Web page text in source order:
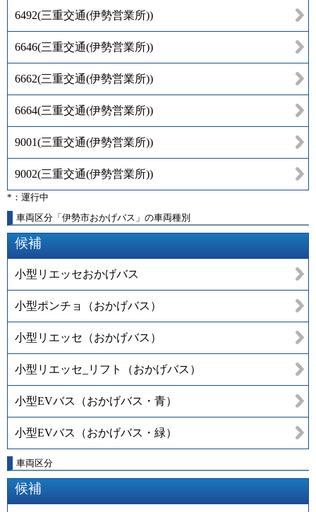
6492(三重交通(伊勢営業所))
6646(三重交通(伊勢営業所))
6662(三重交通(伊勢営業所))
6664(三重交通(伊勢営業所))
9001(三重交通(伊勢営業所))
9002(三重交通(伊勢営業所))
*：運行中
車両区分「伊勢市おかげバス」の車両種別
候補
小型リエッセおかげバス
小型ポンチョ（おかげバス）
小型リエッセ（おかげバス）
小型リエッセ_リフト（おかげバス）
小型EVバス（おかげバス・青）
小型EVバス（おかげバス・緑）
車両区分
候補